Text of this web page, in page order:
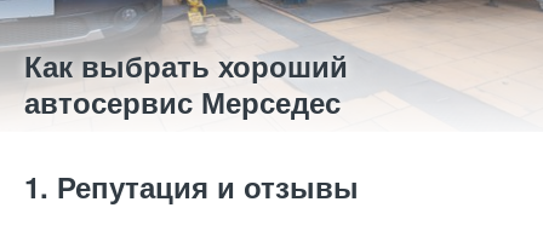
Как выбрать хороший
автосервис Мерседес
1. Репутация и отзывы